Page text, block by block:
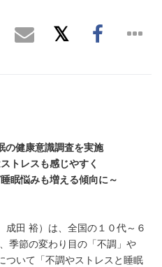
の健康意識調査を実施
トレスも感じやすく
眠悩みも増える傾向に～
田 裕）は、全国の１０代～６
季節の変わり目の「不調」や
ついて「不調やストレスと睡眠